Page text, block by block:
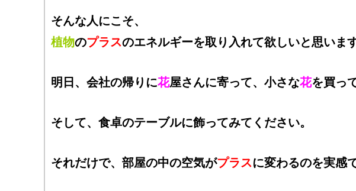
そんな人にこそ、
植物のプラスのエネルギーを取り入れて欲しいと思います
明日、会社の帰りに花屋さんに寄って、小さな花を買っ
そして、食卓のテーブルに飾ってみてください。
それだけで、部屋の中の空気がプラスに変わるのを実感